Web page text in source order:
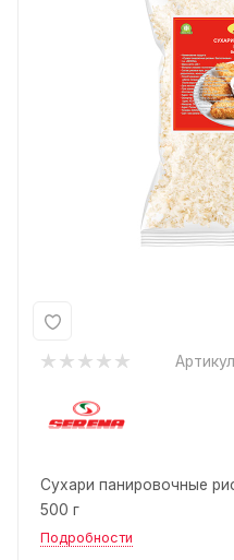
Сухари панировочные
500 г
Подробности